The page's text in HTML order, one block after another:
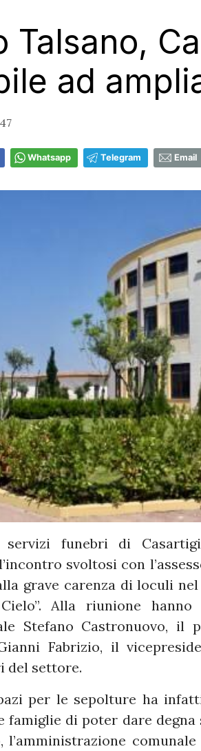
Talsano,
ad
Whatsapp Telegram Email
funebri di
svoltosi con
grave carenza di loculi
Alla riunione
Stefano Castronuovo, il
Fabrizio, il
del settore.
per le sepolture ha
famiglie di poter dare
l’amministrazione